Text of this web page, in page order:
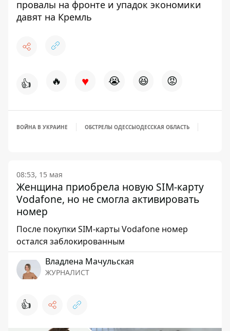
провалы на фронте и упадок экономики
давят на Кремль
👍 🔥 ♥ 😭 😆 😡
ВОЙНА В УКРАИНЕ ОБСТРЕЛЫ ОДЕССЫОДЕССКАЯ ОБЛАСТЬ
08:53, 15 мая
Женщина приобрела новую SIM-карту
Vodafone, но не смогла активировать
номер
После покупки SIM-карты Vodafone номер
остался заблокированным
Владлена Мачульская
ЖУРНАЛИСТ
👍